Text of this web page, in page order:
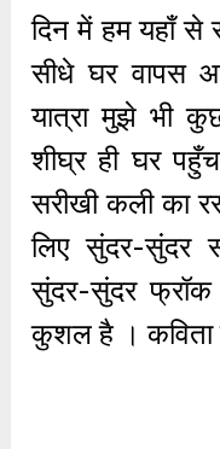
दिन में हम यहाँ से
सीधे घर वापस
यात्रा मुझे भी
शीघ्र ही घर
सरीखी कली का
लिए सुंदर-सुंदर
सुंदर-सुंदर
कुशल है । कविता